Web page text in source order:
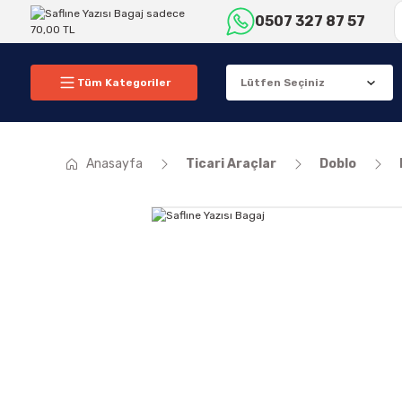
0507 327 87 57
Tüm Kategoriler
Anasayfa Ticari Araçlar Doblo